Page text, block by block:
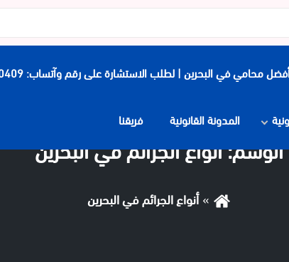
محامي في البحرين | لطلب الاستشارة على رقم وآتساب: 0097339900409
المدونة القانونية فريقنا
الوسم:أنواع الجرائم في البحرين
أنواع الجرائم في البحرين